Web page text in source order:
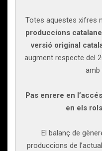
Totes aquestes xifres
produccions
versió original
augment respecte del
amb
Pas enrere en
en els
El balanç de
produccions de